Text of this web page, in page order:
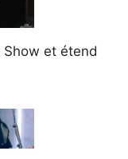
et étend